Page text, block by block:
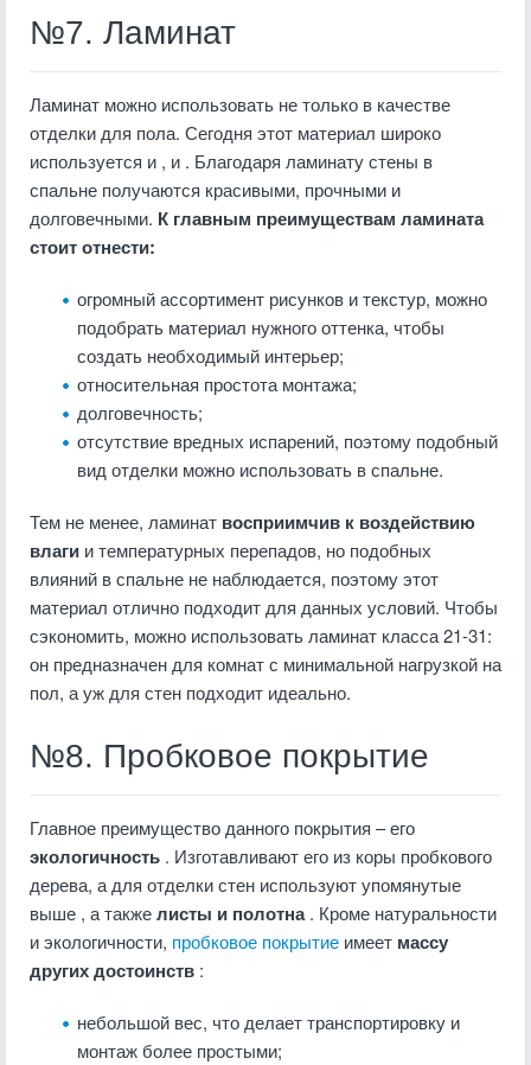
№7. Ламинат
Ламинат можно использовать не только в качестве
отделки для пола. Сегодня этот материал широко
используется и , и . Благодаря ламинату стены в
спальне получаются красивыми, прочными и
долговечными. К главным преимуществам ламината
стоит отнести:
огромный ассортимент рисунков и текстур, можно
подобрать материал нужного оттенка, чтобы
создать необходимый интерьер;
относительная простота монтажа;
долговечность;
отсутствие вредных испарений, поэтому подобный
вид отделки можно использовать в спальне.
Тем не менее, ламинат восприимчив к воздействию
влаги и температурных перепадов, но подобных
влияний в спальне не наблюдается, поэтому этот
материал отлично подходит для данных условий. Чтобы
сэкономить, можно использовать ламинат класса 21-31:
он предназначен для комнат с минимальной нагрузкой на
пол, а уж для стен подходит идеально.
№8. Пробковое покрытие
Главное преимущество данного покрытия – его
экологичность . Изготавливают его из коры пробкового
дерева, а для отделки стен используют упомянутые
выше , а такжелисты и полотна. Кроме натуральности
и экологичности, пробковое покрытие имеет массу
других достоинств :
небольшой вес, что делает транспортировку и
монтаж более простыми;